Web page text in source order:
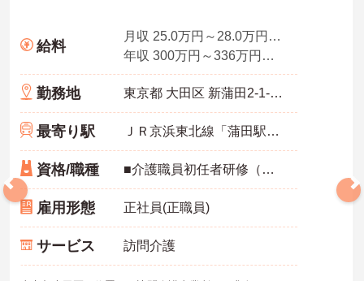
給料
月収 25.0万円～28.0万円程度 諸手当込
年収 300万円～336万円程度
勤務地 東京都 大田区 新蒲田2-1-3 6階
最寄り駅 ＪＲ京浜東北線「蒲田駅」徒歩10分
資格/職種 ■介護職員初任者研修（ヘルパー2級）以上 ※介護福祉士 あれば尚可
雇用形態 正社員(正職員)
サービス 訪問介護